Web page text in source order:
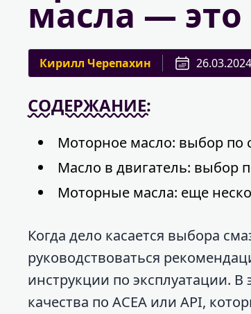
масла —
Кирилл Черепахин 26.03.2024
СОДЕРЖАНИЕ:
Моторное масло: выбор по
Масло в двигатель: выбор
Моторные масла: еще
Когда дело касается выбора
руководствоваться
инструкции по эксплуатации. В
качества по ACEA или API,